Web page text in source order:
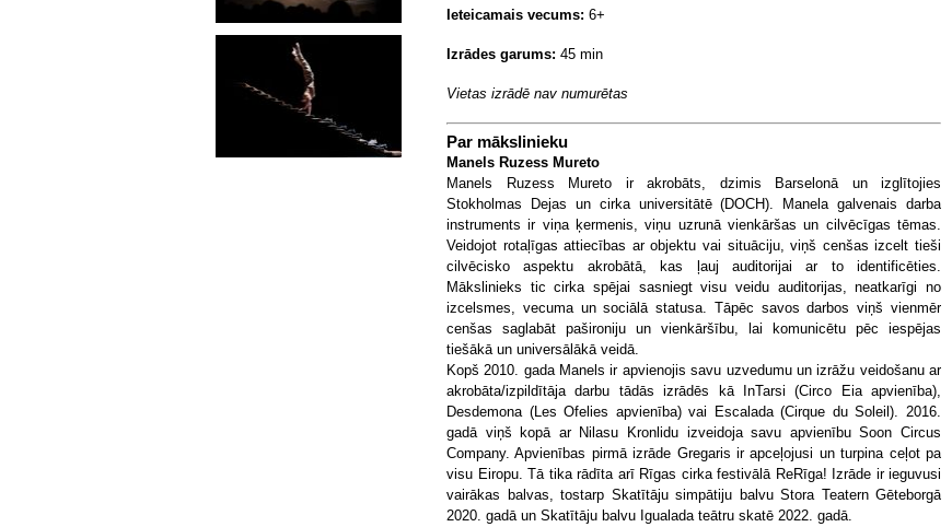
Ieteicamais vecums: 6+
Izrādes garums: 45 min
Vietas izrādē nav numurētas
Par mākslinieku
Manels Ruzess Mureto
Manels Ruzess Mureto ir akrobāts, dzimis Barselonā un izglītojies
Stokholmas Dejas un cirka universitātē (DOCH). Manela galvenais darba
instruments ir viņa ķermenis, viņu uzrunā vienkāršas un cilvēcīgas tēmas.
Veidojot rotaļīgas attiecības ar objektu vai situāciju, viņš cenšas izcelt tieši
cilvēcisko aspektu akrobātā, kas ļauj auditorijai ar to identificēties.
Mākslinieks tic cirka spējai sasniegt visu veidu auditorijas, neatkarīgi no
izcelsmes, vecuma un sociālā statusa. Tāpēc savos darbos viņš vienmēr
cenšas saglabāt pašironiju un vienkāršību, lai komunicētu pēc iespējas
tiešākā un universālākā veidā.
Kopš 2010. gada Manels ir apvienojis savu uzvedumu un izrāžu veidošanu ar
akrobāta/izpildītāja darbu tādās izrādēs kā InTarsi (Circo Eia apvienība),
Desdemona (Les Ofelies apvienība) vai Escalada (Cirque du Soleil). 2016.
gadā viņš kopā ar Nilasu Kronlidu izveidoja savu apvienību Soon Circus
Company. Apvienības pirmā izrāde Gregaris ir apceļojusi un turpina ceļot pa
visu Eiropu. Tā tika rādīta arī Rīgas cirka festivālāReRīga! Izrāde ir ieguvusi
vairākas balvas, tostarp Skatītāju simpātiju balvu Stora Teatern Gēteborgā
2020. gadā un Skatītāju balvu Igualada teātru skatē 2022. gadā.